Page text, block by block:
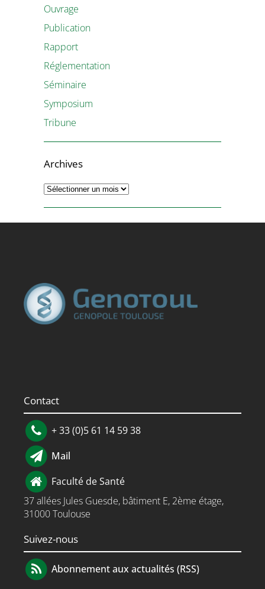
Ouvrage
Publication
Rapport
Réglementation
Séminaire
Symposium
Tribune
Archives
Archives
Contact
+ 33 (0)5 61 14 59 38
Mail
Faculté de Santé
37 allées Jules Guesde, bâtiment E, 2ème étage,
31000 Toulouse
Suivez-nous
Abonnement aux actualités (RSS)